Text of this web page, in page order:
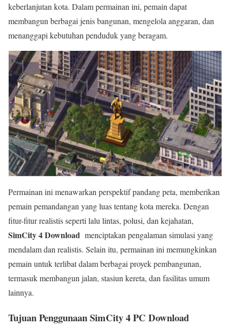
keberlanjutan kota. Dalam permainan ini, pemain dapat
membangun berbagai jenis bangunan, mengelola anggaran, dan
menanggapi kebutuhan penduduk yang beragam.
Permainan ini menawarkan perspektif pandang peta, memberikan
pemain pemandangan yang luas tentang kota mereka. Dengan
fitur-fitur realistis seperti lalu lintas, polusi, dan kejahatan,
SimCity 4 Download menciptakan pengalaman simulasi yang
mendalam dan realistis. Selain itu, permainan ini memungkinkan
pemain untuk terlibat dalam berbagai proyek pembangunan,
termasuk membangun jalan, stasiun kereta, dan fasilitas umum
lainnya.
Tujuan Penggunaan SimCity 4 PC Download